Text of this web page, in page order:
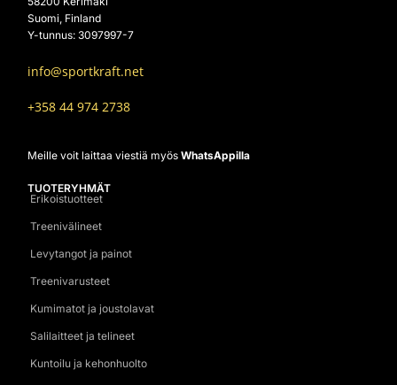
Suomi, Finland
Y-tunnus: 3097997-7
info@sportkraft.net
+358 44 974 2738
Meille voit laittaa viestiä myös WhatsAppilla
TUOTERYHMÄT
Erikoistuotteet
Treenivälineet
Levytangot ja painot
Treenivarusteet
Kumimatot ja joustolavat
Salilaitteet ja telineet
Kuntoilu ja kehonhuolto